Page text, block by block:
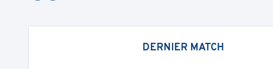
DERNIER MATCH